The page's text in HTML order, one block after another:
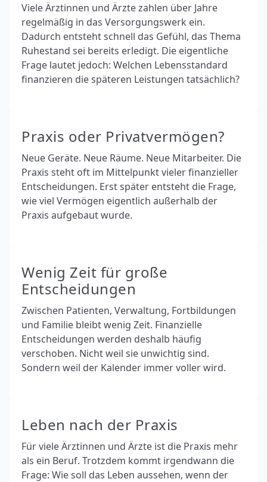
Viele Ärztinnen und Ärzte zahlen über Jahre
regelmäßig in das Versorgungswerk ein.
Dadurch entsteht schnell das Gefühl, das Thema
Ruhestand sei bereits erledigt. Die eigentliche
Frage lautet jedoch: Welchen Lebensstandard
finanzieren die späteren Leistungen tatsächlich?
Praxis oder Privatvermögen?
Neue Geräte. Neue Räume. Neue Mitarbeiter. Die
Praxis steht oft im Mittelpunkt vieler finanzieller
Entscheidungen. Erst später entsteht die Frage,
wie viel Vermögen eigentlich außerhalb der
Praxis aufgebaut wurde.
Wenig Zeit für große
Entscheidungen
Zwischen Patienten, Verwaltung, Fortbildungen
und Familie bleibt wenig Zeit. Finanzielle
Entscheidungen werden deshalb häufig
verschoben. Nicht weil sie unwichtig sind.
Sondern weil der Kalender immer voller wird.
Leben nach der Praxis
Für viele Ärztinnen und Ärzte ist die Praxis mehr
als ein Beruf. Trotzdem kommt irgendwann die
Frage: Wie soll das Leben aussehen, wenn der